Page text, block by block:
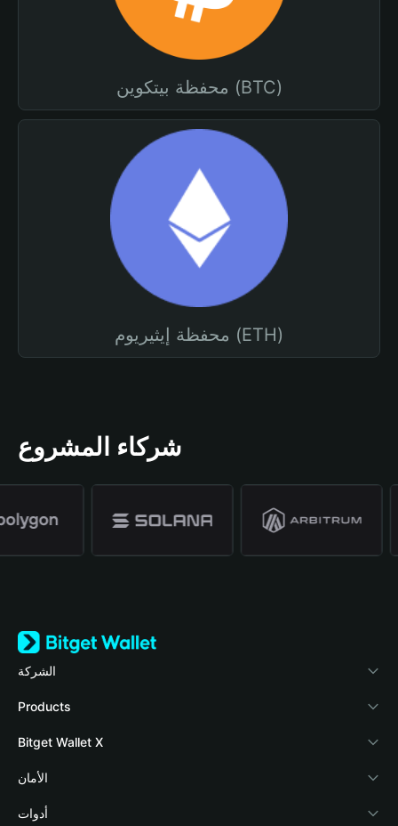
محفظة بيتكوين (BTC)
محفظة إيثيريوم (ETH)
شركاء المشروع
الشركة
المدونة
الأكاديمية
أخبار العملات المشفرة
Products
Crypto Card
Stablecoin Earn
Payfi Crypto
Bitget Wallet X
المطورون
ربط المحفظة
الأمان
صندوق الحماية
أدوات